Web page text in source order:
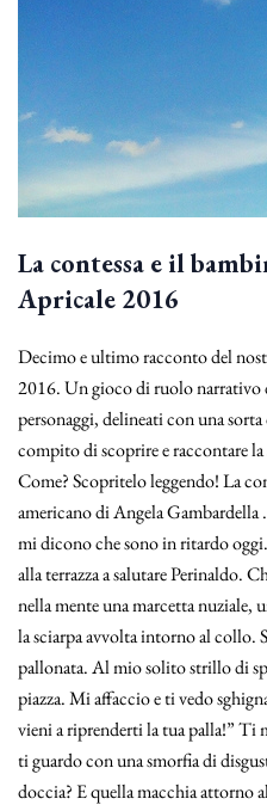
La contessa e il
Apricale 2016
Decimo e ultimo racconto del
2016. Un gioco di ruolo
personaggi, delineati con una
compito di scoprire e raccontare
Come? Scopritelo leggendo! La
americano di Angela
mi dicono che sono in ritardo
alla terrazza a salutare Perinaldo.
nella mente una marcetta nuziale,
la sciarpa avvolta intorno al collo.
pallonata. Al mio solito strillo di
piazza. Mi affaccio e ti vedo
vieni a riprenderti la tua palla!” Ti
ti guardo con una smorfia di
doccia? E quella macchia attorno